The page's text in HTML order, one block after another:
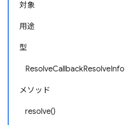
対象
用途
型
ResolveCallbackResolveInfo
メソッド
resolve()